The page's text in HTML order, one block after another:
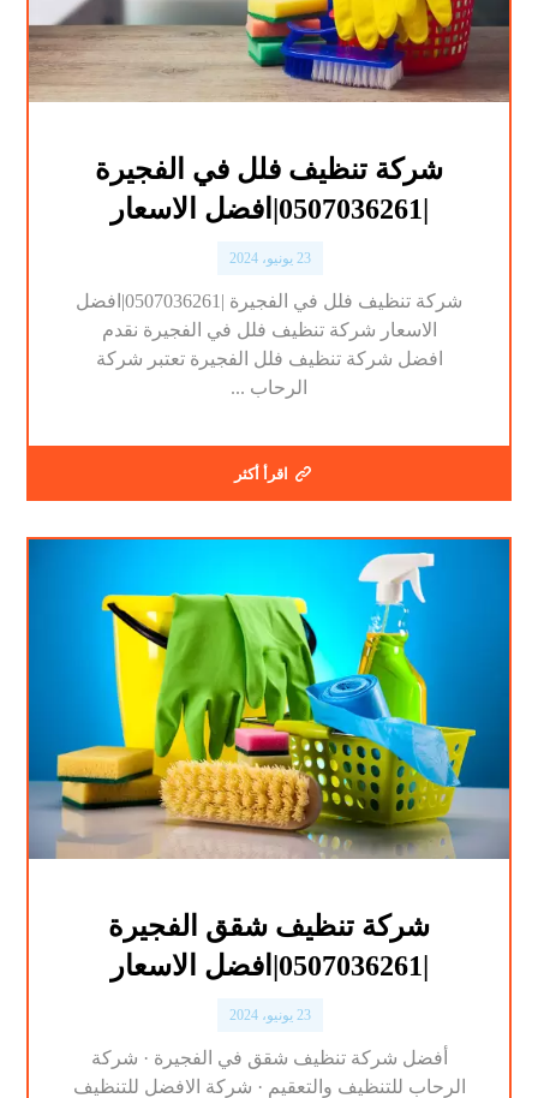
شركة تنظيف فلل في الفجيرة
|0507036261|افضل الاسعار
23 يونيو، 2024
شركة تنظيف فلل في الفجيرة |0507036261|افضل
الاسعار شركة تنظيف فلل في الفجيرة نقدم
افضل شركة تنظيف فلل الفجيرة تعتبر شركة
الرحاب ...
اقرأ أكثر
شركة تنظيف شقق الفجيرة
|0507036261|افضل الاسعار
23 يونيو، 2024
أفضل شركة تنظيف شقق في الفجيرة · شركة
الرحاب للتنظيف والتعقيم · شركة الافضل للتنظيف